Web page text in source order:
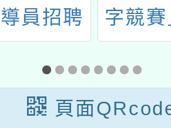
員招聘
字競
頁面